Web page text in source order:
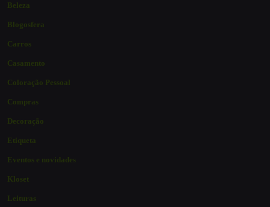
Beleza
Blogosfera
Carros
Casamento
Coloração Pessoal
Compras
Decoração
Etiqueta
Eventos e novidades
Kloset
Leituras